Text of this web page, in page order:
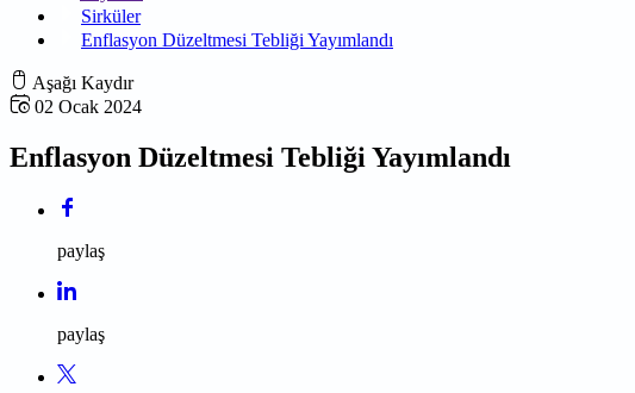
Sirküler
Enflasyon Düzeltmesi Tebliği Yayımlandı
Aşağı Kaydır
02 Ocak 2024
Enflasyon Düzeltmesi Tebliği Yayımlandı
paylaş
paylaş